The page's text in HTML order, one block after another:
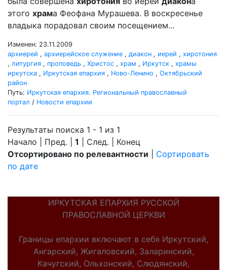
этого храма Феофана Мурашева. В воскресенье
владыка порадовал своим посещением...
Изменен: 23.11.2009
архиерей , архиерейское служение , диакон , иерей , хиротония
, литургия , проповедь , Христос , храм , Иркутск , храмы
иркутска , Иркутская епархия , Ново-Ленино , Октябрьский
район
Путь: Иркутская епархия. Региональный православный
портал / Новости епархии
Результаты поиска 1 - 1 из 1
Начало | Пред. | 1 | След. | Конец
Отсортировано по релевантности
Сортировать
по дате
ИРКУТСКАЯ ЕПАРХИЯ РУССКОЙ
ПРАВОСЛАВНОЙ ЦЕРКВИ
Границы епархии включают в себя Иркутский,
Ангарский, Жигаловский, Заларинский,
Качугский, Ольхонский, Слюдянский,